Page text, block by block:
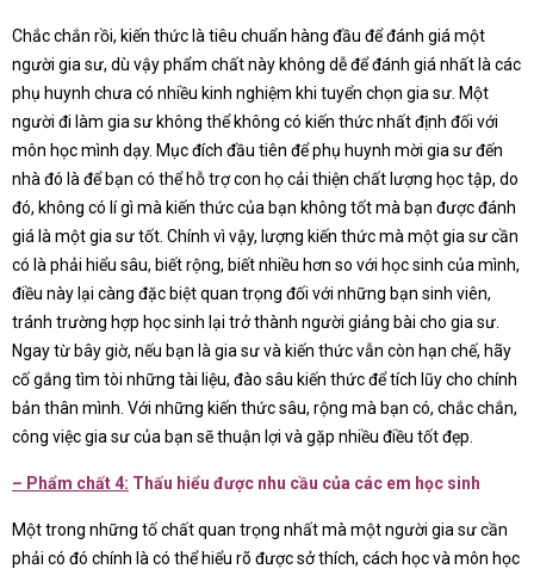
Chắc chắn rồi, kiến thức là tiêu chuẩn hàng đầu để đánh giá một
người gia sư, dù vậy phẩm chất này không dễ để đánh giá nhất là các
phụ huynh chưa có nhiều kinh nghiệm khi tuyển chọn gia sư. Một
người đi làm gia sư không thể không có kiến thức nhất định đối với
môn học mình dạy. Mục đích đầu tiên để phụ huynh mời gia sư đến
nhà đó là để bạn có thể hỗ trợ con họ cải thiện chất lượng học tập, do
đó, không có lí gì mà kiến thức của bạn không tốt mà bạn được đánh
giá là một gia sư tốt. Chính vì vậy, lượng kiến thức mà một gia sư cần
có là phải hiểu sâu, biết rộng, biết nhiều hơn so với học sinh của mình,
điều này lại càng đặc biệt quan trọng đối với những bạn sinh viên,
tránh trường hợp học sinh lại trở thành người giảng bài cho gia sư.
Ngay từ bây giờ, nếu bạn là gia sư và kiến thức vẫn còn hạn chế, hãy
cố gắng tìm tòi những tài liệu, đào sâu kiến thức để tích lũy cho chính
bản thân mình. Với những kiến thức sâu, rộng mà bạn có, chắc chắn,
công việc gia sư của bạn sẽ thuận lợi và gặp nhiều điều tốt đẹp.
– Phẩm chất 4: Thấu hiểu được nhu cầu của các em học sinh
Một trong những tố chất quan trọng nhất mà một người gia sư cần
phải có đó chính là có thể hiểu rõ được sở thích, cách học và môn học